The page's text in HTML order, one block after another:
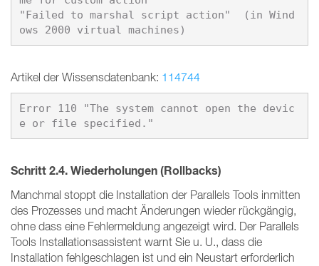
"Failed to marshal script action"  (in Wind
Artikel der Wissensdatenbank: 114744
Error 110 "The system cannot open the devic
Schritt 2.4.Wiederholungen (Rollbacks)
Manchmal stoppt die Installation der Parallels Tools inmitten
des Prozesses und macht Änderungen wieder rückgängig,
ohne dass eine Fehlermeldung angezeigt wird. Der Parallels
Tools Installationsassistent warnt Sie u. U., dass die
Installation fehlgeschlagen ist und ein Neustart erforderlich